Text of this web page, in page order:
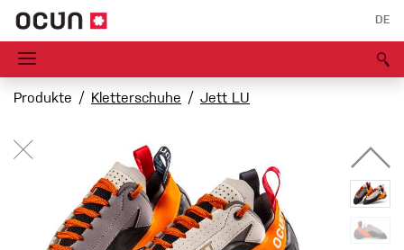
DE
Produkte Kletterschuhe Jett LU